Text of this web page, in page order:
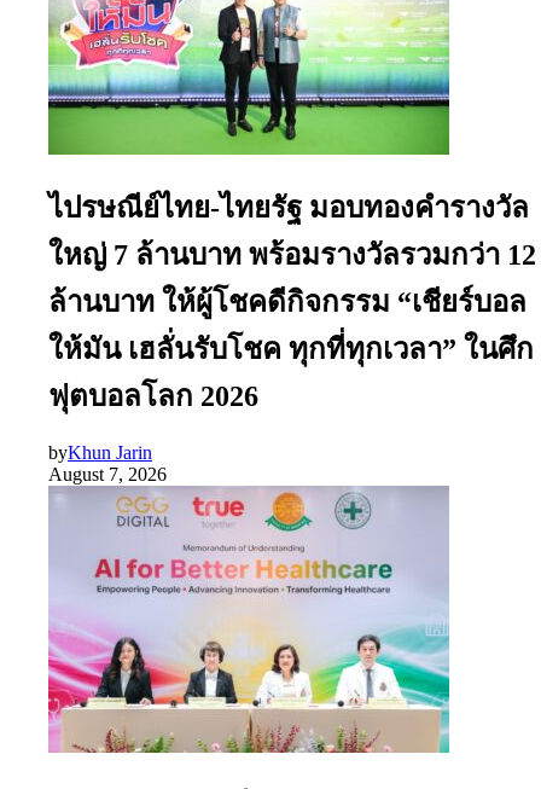
ไปรษณีย์ไทย-ไทยรัฐ มอบทองคำรางวัล
ใหญ่ 7 ล้านบาท พร้อมรางวัลรวมกว่า 12
ล้านบาท ให้ผู้โชคดีกิจกรรม “เชียร์บอล
ให้มัน เฮลั่นรับโชค ทุกที่ทุกเวลา” ในศึก
ฟุตบอลโลก 2026
byKhun Jarin
August 7, 2026